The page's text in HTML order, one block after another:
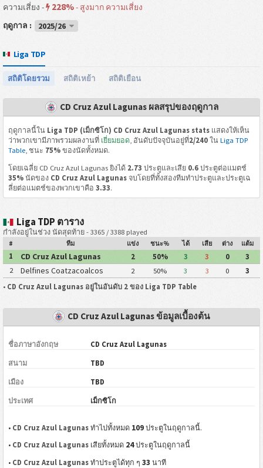
ความเสี่ยง - 228%- สูงมาก ความเสี่ยง
ฤดูกาล :
2025/26
Liga TDP
สถิติโดยรวม สถิติเหย้า สถิติเยือน
CD Cruz Azul Lagunas ผลสรุปของฤดูกาล
ฤดูกาลนี้ใน Liga TDP (เม็กซิโก) CD Cruz Azul Lagunas statsแสดงให้เห็น
ว่าพวกเขามีภาพรวมผลงานที่ เยี่ยมยอด, อันดับปัจจุบันอยู่ที่2/240ใน Liga TDP
Table, ชนะ 75%ของนัดทั้งหมด.
โดยเฉลี่ย CD Cruz Azul Lagunas ยิงได้ 2.73 ประตูและเสีย 0.6ประตูต่อแมตช์
35%นัดของ CD Cruz Azul Lagunasจบโดยที่ทั้งสองทีมทำประตูและประตูเฉ
ลี่ยต่อแมตช์ของพวกเขาคือ 3.33.
Liga TDP ตาราง
กำลังอยู่ในช่วง นัดสุดท้าย - 3365 / 3388 played
# ทีม แข่ง ชนะ% ได้ เสีย ต่าง แต้ม
1 CD Cruz Azul Lagunas 2 50% 3 3 0
3
2
Delfines Coatzacoalcos 2 50% 3 3 0
3
• CD Cruz Azul Lagunas อยู่ในอันดับ 2 ของ Liga TDP Table
CD Cruz Azul Lagunas ข้อมูลเบื้องต้น
ชื่อภาษาอังกฤษ CD Cruz Azul Lagunas
สนาม TBD
เมือง TBD
ประเทศ เม็กซิโก
• CD Cruz Azul Lagunas ทำไปทั้งหมด 109 ประตูในฤดูกาลนี้.
• CD Cruz Azul Lagunas เสียทั้งหมด 24ประตูในฤดูกาลนี้
• CD Cruz Azul Lagunas ทำประตูได้ทุก ๆ33 นาที